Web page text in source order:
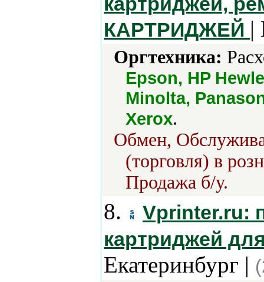
КАРТРИДЖЕЙ |
Оргтехника:
Epson, HP
Minolta,
Xerox.
Обмен,
(торговля) в
Продажа б/у.
8.
Vprinter.ru:
картриджей
Екатеринбург |